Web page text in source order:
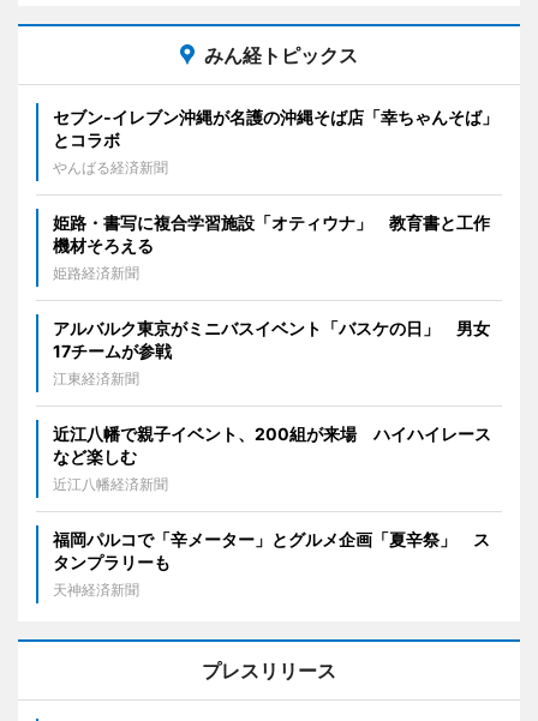
みん経トピックス
セブン‐イレブン沖縄が名護の沖縄そば店「幸ちゃんそば」
とコラボ
やんばる経済新聞
姫路・書写に複合学習施設「オティウナ」 教育書と工作
機材そろえる
姫路経済新聞
アルバルク東京がミニバスイベント「バスケの日」 男女
17チームが参戦
江東経済新聞
近江八幡で親子イベント、200組が来場 ハイハイレース
など楽しむ
近江八幡経済新聞
福岡パルコで「辛メーター」とグルメ企画「夏辛祭」 ス
タンプラリーも
天神経済新聞
プレスリリース